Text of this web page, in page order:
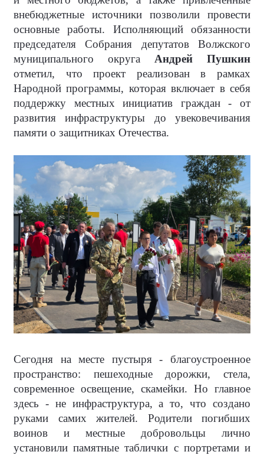
внебюджетные источники позволили провести
основные работы. Исполняющий обязанности
председателя Собрания депутатов Волжского
муниципального округа Андрей Пушкин
отметил, что проект реализован в рамках
Народной программы, которая включает в себя
поддержку местных инициатив граждан - от
развития инфраструктуры до увековечивания
памяти о защитниках Отечества.
Сегодня на месте пустыря - благоустроенное
пространство: пешеходные дорожки, стела,
современное освещение, скамейки. Но главное
здесь - не инфраструктура, а то, что создано
руками самих жителей. Родители погибших
воинов и местные добровольцы лично
установили памятные таблички с портретами и